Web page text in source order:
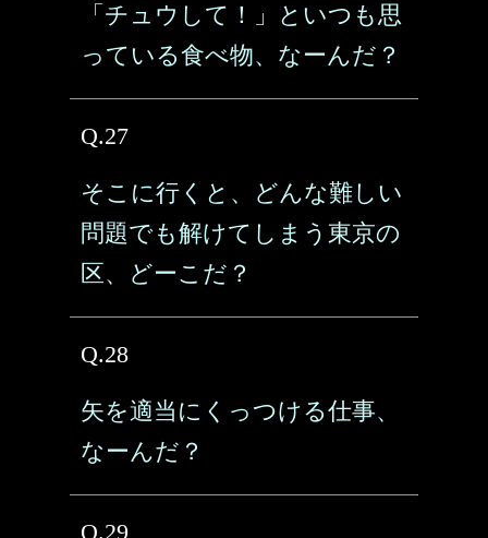
「チュウして！」といつも思
っている食べ物、なーんだ？
Q.27
そこに行くと、どんな難しい
問題でも解けてしまう東京の
区、どーこだ？
Q.28
矢を適当にくっつける仕事、
なーんだ？
Q.29